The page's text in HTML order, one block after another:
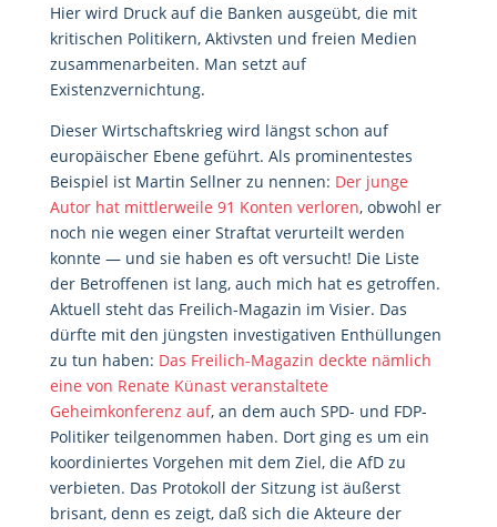
Hier wird Druck auf die Banken ausgeübt, die mit
kritischen Politikern, Aktivsten und freien Medien
zusammenarbeiten. Man setzt auf
Existenzvernichtung.
Dieser Wirtschaftskrieg wird längst schon auf
europäischer Ebene geführt. Als prominentestes
Beispiel ist Martin Sellner zu nennen: Der junge
Autor hat mittlerweile 91 Konten verloren, obwohl er
noch nie wegen einer Straftat verurteilt werden
konnte — und sie haben es oft versucht! Die Liste
der Betroffenen ist lang, auch mich hat es getroffen.
Aktuell steht das Freilich-Magazin im Visier. Das
dürfte mit den jüngsten investigativen Enthüllungen
zu tun haben: Das Freilich-Magazin deckte nämlich
eine von Renate Künast veranstaltete
Geheimkonferenz auf, an dem auch SPD- und FDP-
Politiker teilgenommen haben. Dort ging es um ein
koordiniertes Vorgehen mit dem Ziel, die AfD zu
verbieten. Das Protokoll der Sitzung ist äußerst
brisant, denn es zeigt, daß sich die Akteure der